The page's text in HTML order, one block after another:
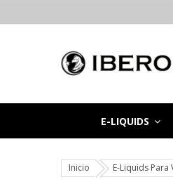
E-LIQUIDS
Inicio E-Liquids Para